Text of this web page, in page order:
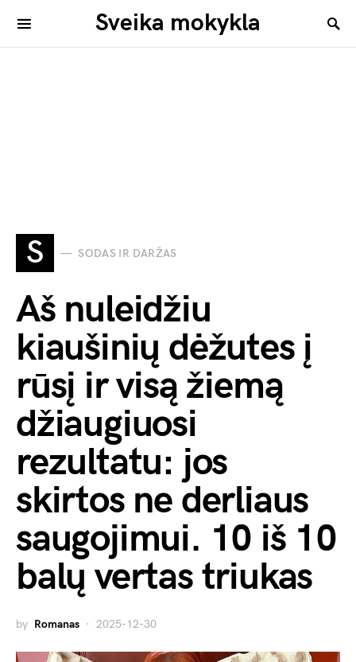
Sveika mokykla
S SODAS IR DARŽAS
Aš nuleidžiu
kiaušinių dėžutes į
rūsį ir visą žiemą
džiaugiuosi
rezultatu: jos
skirtos ne derliaus
saugojimui. 10 iš 10
balų vertas triukas
by Romanas 2025-12-30